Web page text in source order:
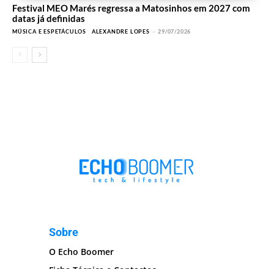
Festival MEO Marés regressa a Matosinhos em 2027 com
datas já definidas
MÚSICA E ESPETÁCULOS ALEXANDRE LOPES - 29/07/2026
Sobre
O Echo Boomer